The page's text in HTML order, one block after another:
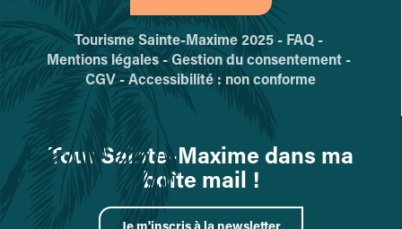
Tourisme Sainte-Maxime 2025 - FAQ -
Mentions légales -Gestion du consentement -
CGV -Accessibilité : non conforme
Tout Sainte-Maxime dans ma
boîte mail !